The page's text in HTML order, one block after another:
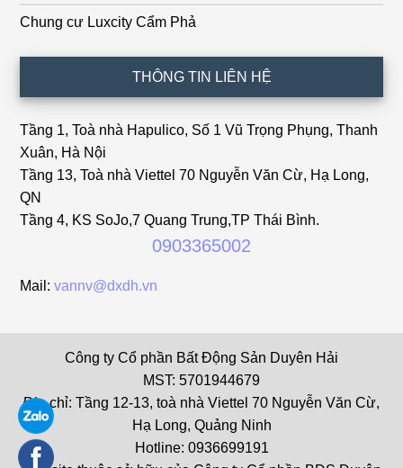
Chung cư Luxcity Cẩm Phả
THÔNG TIN LIÊN HỆ
Tầng 1, Toà nhà Hapulico, Số 1 Vũ Trọng Phụng, Thanh
Xuân, Hà Nội
Tầng 13, Toà nhà Viettel 70 Nguyễn Văn Cừ, Hạ Long,
QN
Tầng 4, KS SoJo,7 Quang Trung,TP Thái Bình.
0903365002
Mail:vannv@dxdh.vn
Công ty Cổ phần Bất Động Sản Duyên Hải
MST: 5701944679
Địa chỉ: Tầng 12-13, toà nhà Viettel 70 Nguyễn Văn Cừ,
Hạ Long, Quảng Ninh
Hotline: 0936699191